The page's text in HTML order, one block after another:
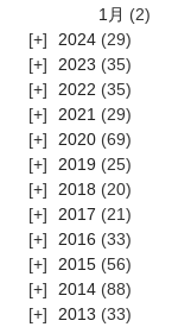
1月 (2)
2024 (29)
2023 (35)
2022 (35)
2021 (29)
2020 (69)
2019 (25)
2018 (20)
2017 (21)
2016 (33)
2015 (56)
2014 (88)
2013 (33)